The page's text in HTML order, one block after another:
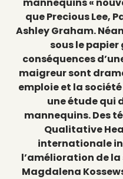
que Precious Lee,
Ashley Graham.
sous le
conséquences
maigreur sont
emploie et la
une étude qui
mannequins. Des
Qualitative
internationale
l’amélioration de la
Magdalena